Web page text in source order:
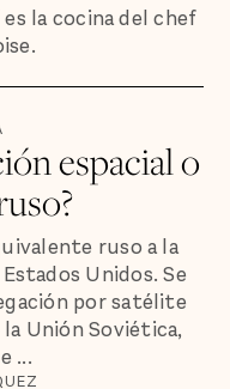
la cocina del chef
espacial o
ruso a la
Unidos. Se
por satélite
Unión Soviética,
...